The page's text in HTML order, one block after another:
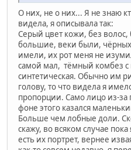
О них, не о них... Я не знаю
видела, я описывала так:
Серый цвет кожи, без
большие, веки были,
имели, их рот меня не
самой мал, тёмный комбез с
синтетическая. Обычно им
голову, то что видела я
пропорции. Само лицо из-за
фоне этого казался
Больше чем лобные доли.
скажу, во всяком случае
есть их портрет, вернее